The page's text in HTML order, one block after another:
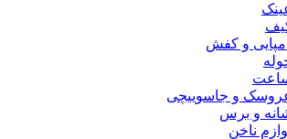
و کفش
و جاسوییچی
و برس
ناخن